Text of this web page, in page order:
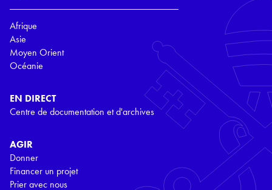
Afrique
Asie
Moyen Orient
Océanie
EN DIRECT
Centre de documentation et d'archives
AGIR
Donner
Financer un projet
Prier avec nous